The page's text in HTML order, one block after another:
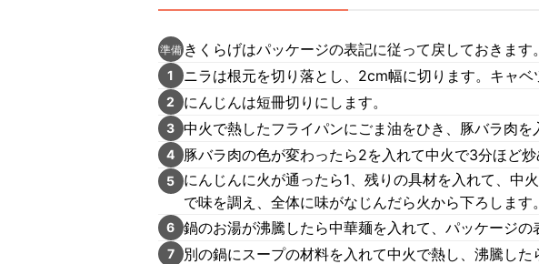
準備 きくらげはパッケージの表記に従って戻しておきます。
1 ニラは根元を切り落とし、2cm幅に切ります。キャベ
2 にんじんは短冊切りにします。
3 中火で熱したフライパンにごま油をひき、豚バラ肉を
4 豚バラ肉の色が変わったら2を入れて中火で3分ほど炒
5
にんじんに火が通ったら1、残りの具材を入れて、中
で味を調え、全体に味がなじんだら火から下ろします。
6 鍋のお湯が沸騰したら中華麺を入れて、パッケージの
7 別の鍋にスープの材料を入れて中火で熱し、沸騰した